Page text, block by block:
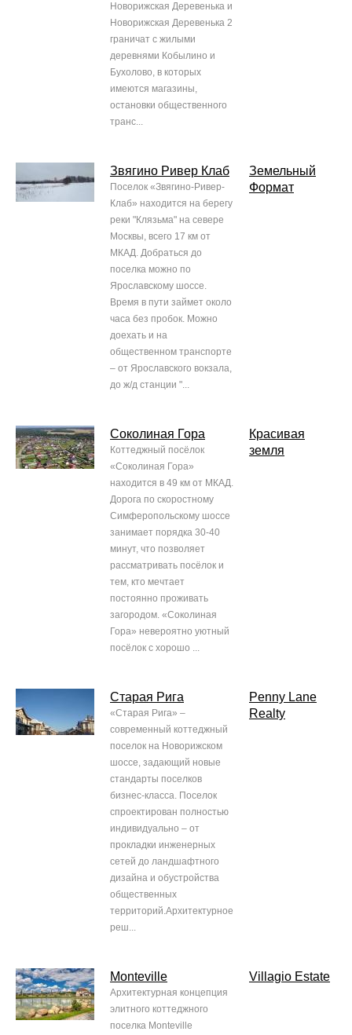
Новорижская Деревенька и
Новорижская Деревенька 2
граничат с жилыми
деревнями Кобылино и
Бухолово, в которых
имеются магазины,
остановки общественного
транс...
Звягино Ривер Клаб
Поселок «Звягино-Ривер-
Клаб» находится на берегу
реки "Клязьма" на севере
Москвы, всего 17 км от
МКАД. Добраться до
поселка можно по
Ярославскому шоссе.
Время в пути займет около
часа без пробок. Можно
доехать и на
общественном транспорте
– от Ярославского вокзала,
до ж/д станции "...
Земельный
Формат
Соколиная Гора
Коттеджный посёлок
«Соколиная Гора»
находится в 49 км от МКАД.
Дорога по скоростному
Симферопольскому шоссе
занимает порядка 30-40
минут, что позволяет
рассматривать посёлок и
тем, кто мечтает
постоянно проживать
загородом. «Соколиная
Гора» невероятно уютный
посёлок с хорошо ...
Красивая
земля
Старая Рига
«Старая Рига» –
современный коттеджный
поселок на Новорижском
шоссе, задающий новые
стандарты поселков
бизнес-класса. Поселок
спроектирован полностью
индивидуально – от
прокладки инженерных
сетей до ландшафтного
дизайна и обустройства
общественных
территорий.Архитектурное
реш...
Penny Lane
Realty
Monteville
Архитектурная концепция
элитного коттеджного
поселка Monteville
Villagio Estate